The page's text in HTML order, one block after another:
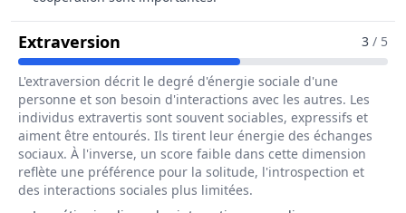
Extraversion Pour Le Métier De Ingénieur /
3 / 5
L'extraversion décrit le degré d'énergie sociale d'une
personne et son besoin d'interactions avec les autres. Les
individus extravertis sont souvent sociables, expressifs et
aiment être entourés. Ils tirent leur énergie des échanges
sociaux. À l'inverse, un score faible dans cette dimension
reflète une préférence pour la solitude, l'introspection et
des interactions sociales plus limitées.